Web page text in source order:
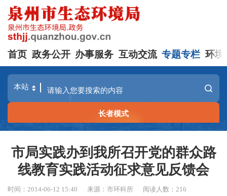
首页 政务公开 办事服务 互动交流 专题专栏 环境
长者模式
市局实践办到我所召开党的群众路
线教育实践活动征求意见反馈会
时间：2014-06-12 15:40 来源：市环科所 阅读人数：216